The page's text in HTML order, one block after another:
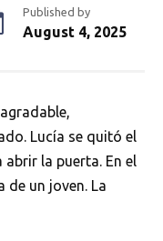
Published by
August 4, 2025
Lucía se quitó el
la puerta. En el
de un joven. La